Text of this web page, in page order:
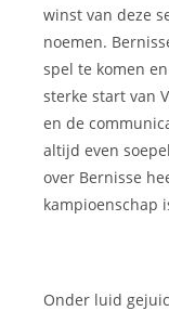
winst van deze
noemen.
spel te komen
sterke start van
en de
altijd even
over Bernisse
kampioenschap
Onder luid